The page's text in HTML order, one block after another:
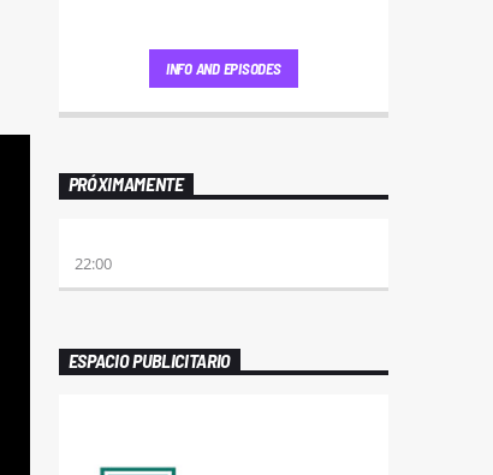
INFO AND EPISODES
PRÓXIMAMENTE
22:00
ESPACIO PUBLICITARIO